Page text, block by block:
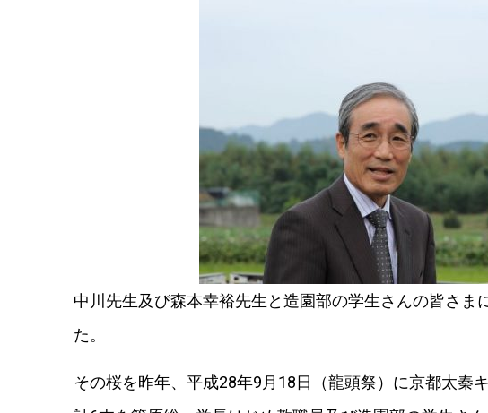
中川先生及び森本幸裕先生と造園部の学生さんの皆さま
た。
その桜を昨年、平成28年9月18日（龍頭祭）に京都太秦